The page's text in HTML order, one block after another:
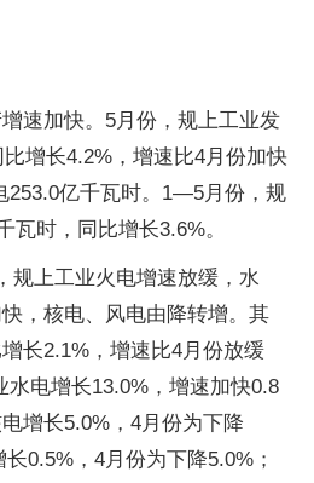
速加快。5月份，规上工业发
增长4.2%，增速比4月份加快
253.0亿千瓦时。1—5月份，规
瓦时，同比增长3.6%。
规上工业火电增速放缓，水
，核电、风电由降转增。其
长2.1%，增速比4月份放缓
水电增长13.0%，增速加快0.8
增长5.0%，4月份为下降
0.5%，4月份为下降5.0%；